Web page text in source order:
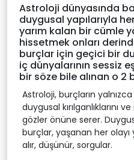
Astroloji dünyasında
duygusal yapılarıyla
yarım kalan bir cümle
hissetmek onları
burçlar için geçici bir
iç dünyalarının sessiz
bir söze bile alınan o 2
Astroloji, burçların
duygusal kırılganlıklarını
gözler önüne serer.
burçlar, yaşanan her olayı
alır, düşünür, sorgular.